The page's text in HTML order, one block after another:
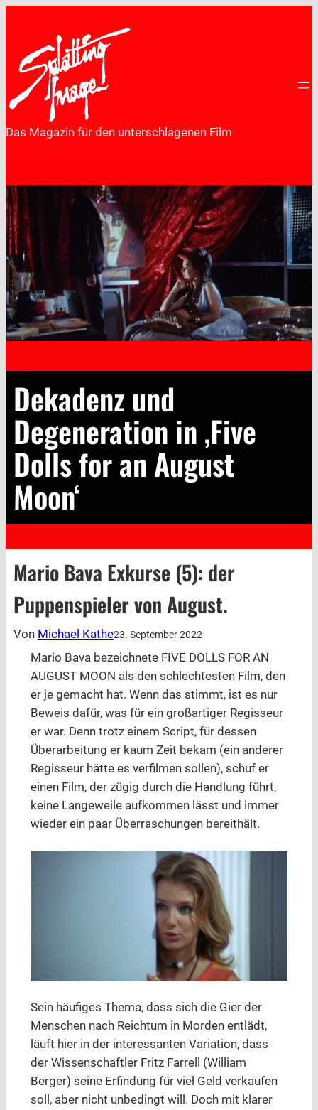
springen
Das Magazin für den unterschlagenen Film
Dekadenz und
Degeneration in ‚Five
Dolls for an August
Moon‘
Mario Bava Exkurse (5): der
Puppenspieler von August.
Von Michael Kathe23. September 2022
Mario Bava bezeichnete FIVE DOLLS FOR AN
AUGUST MOON als den schlechtesten Film, den
er je gemacht hat. Wenn das stimmt, ist es nur
Beweis dafür, was für ein großartiger Regisseur
er war. Denn trotz einem Script, für dessen
Überarbeitung er kaum Zeit bekam (ein anderer
Regisseur hätte es verfilmen sollen), schuf er
einen Film, der zügig durch die Handlung führt,
keine Langeweile aufkommen lässt und immer
wieder ein paar Überraschungen bereithält.
Sein häufiges Thema, dass sich die Gier der
Menschen nach Reichtum in Morden entlädt,
läuft hier in der interessanten Variation, dass
der Wissenschaftler Fritz Farrell (William
Berger) seine Erfindung für viel Geld verkaufen
soll, aber nicht unbedingt will. Doch mit klarer